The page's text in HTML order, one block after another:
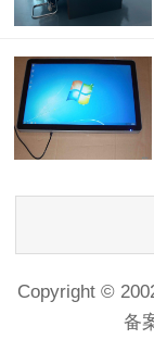
Copyright ©
备